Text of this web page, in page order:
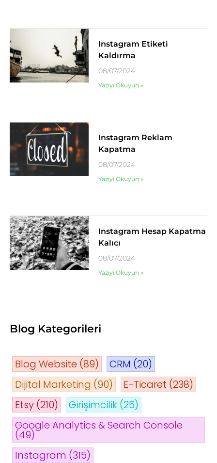
Instagram Etiketi
Kaldırma
08/07/2024
Yazıyı Okuyun »
Instagram Reklam
Kapatma
08/07/2024
Yazıyı Okuyun »
Instagram Hesap Kapatma
Kalıcı
08/07/2024
Yazıyı Okuyun »
Blog Kategorileri
Blog Website (89) CRM (20)
Dijital Marketing (90) E-Ticaret (238)
Etsy (210) Girişimcilik (25)
Google Analytics & Search Console
(49)
Instagram (315)